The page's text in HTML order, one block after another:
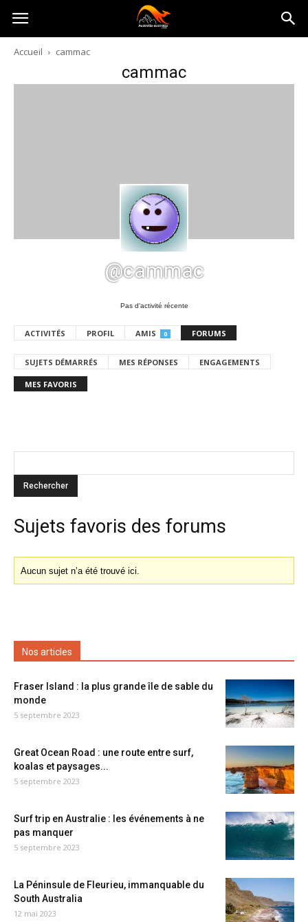
Australia-
australie.com
Accueil cammac
cammac
@cammac
Pas d’activité récente
ACTIVITÉS PROFIL AMIS 0 FORUMS
SUJETS DÉMARRÉS MES RÉPONSES ENGAGEMENTS
MES FAVORIS
Sujets favoris des forums
Aucun sujet n’a été trouvé ici.
Nos articles
Fraser Island : la plus grande île de sable du
monde
5 septembre 2023
Great Ocean Road : une route entre surf,
koalas et paysages...
5 septembre 2023
Surf trip en Australie : les événements à ne
pas manquer
5 septembre 2023
La Péninsule de Fleurieu, immanquable du
South Australia
12 mai 2023